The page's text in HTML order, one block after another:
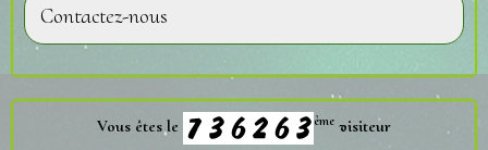
Contactez-nous
Vous êtes le ème visiteur